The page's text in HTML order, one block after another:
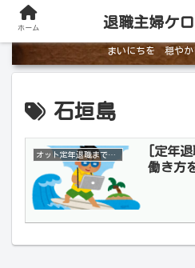
まいにちを 穏や
石垣島
オット定年退職までのリアルな日記
[定年
働き方
ホーム 退職主婦ケ